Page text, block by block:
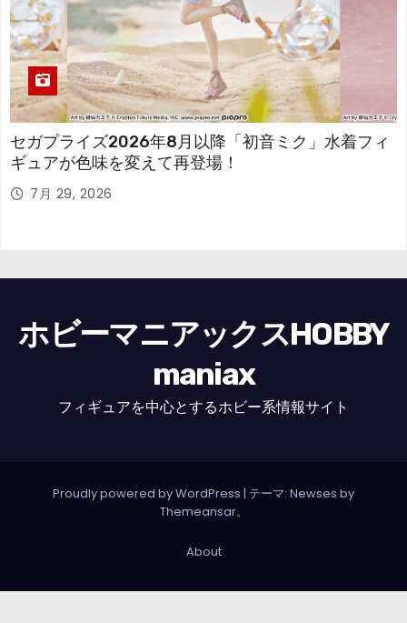
セガプライズ2026年8月以降「初音ミク」水着フィ
ギュアが色味を変えて再登場！
7月 29, 2026
ホビーマニアックスHOBBY
maniax
フィギュアを中心とするホビー系情報サイト
Proudly powered by WordPress | テーマ: Newses by
Themeansar。
About